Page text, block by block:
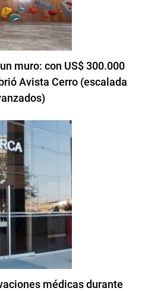
muro: con US$ 300.000
Avista Cerro (escalada
médicas durante